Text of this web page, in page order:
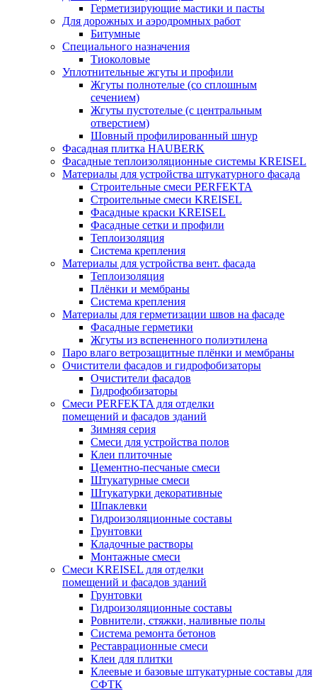
Герметизирующие мастики и пасты
Для дорожных и аэродромных работ
Битумные
Специального назначения
Тиоколовые
Уплотнительные жгуты и профили
Жгуты полнотелые (со сплошным
сечением)
Жгуты пустотелые (с центральным
отверстием)
Шовный профилированный шнур
Фасадная плитка HAUBERK
Фасадные теплоизоляционные системы KREISEL
Материалы для устройства штукатурного фасада
Строительные смеси PERFEKTA
Строительные смеси KREISEL
Фасадные краски KREISEL
Фасадные сетки и профили
Теплоизоляция
Система крепления
Материалы для устройства вент. фасада
Теплоизоляция
Плёнки и мембраны
Система крепления
Материалы для герметизации швов на фасаде
Фасадные герметики
Жгуты из вспененного полиэтилена
Паро влаго ветрозащитные плёнки и мембраны
Очистители фасадов и гидрофобизаторы
Очистители фасадов
Гидрофобизаторы
Смеси PERFEKTA для отделки
помещений и фасадов зданий
Зимняя серия
Смеси для устройства полов
Клеи плиточные
Цементно-песчаные смеси
Штукатурные смеси
Штукатурки декоративные
Шпаклевки
Гидроизоляционные составы
Грунтовки
Кладочные растворы
Монтажные смеси
Смеси KREISEL для отделки
помещений и фасадов зданий
Грунтовки
Гидроизоляционные составы
Ровнители, стяжки, наливные полы
Cистема ремонта бетонов
Реставрационные смеси
Клеи для плитки
Клеевые и базовые штукатурные составы для
СФТК